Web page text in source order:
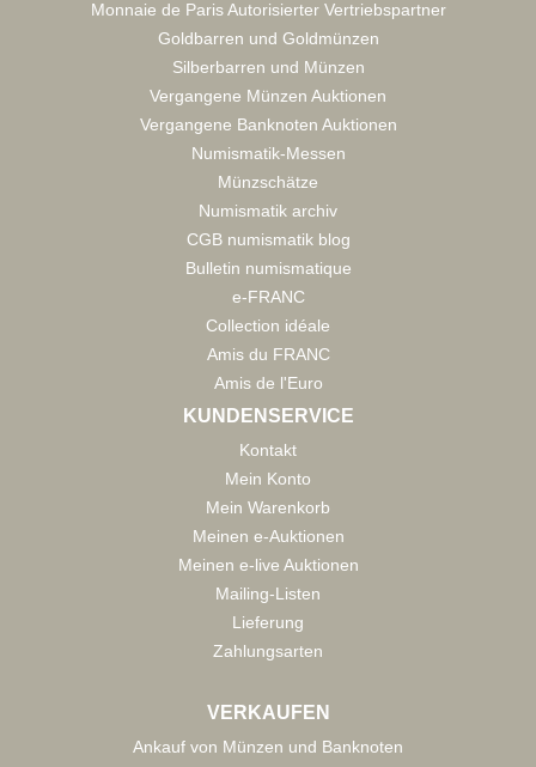
Monnaie de Paris Autorisierter Vertriebspartner
Goldbarren und Goldmünzen
Silberbarren und Münzen
Vergangene Münzen Auktionen
Vergangene Banknoten Auktionen
Numismatik-Messen
Münzschätze
Numismatik archiv
CGB numismatik blog
Bulletin numismatique
e-FRANC
Collection idéale
Amis du FRANC
Amis de l'Euro
KUNDENSERVICE
Kontakt
Mein Konto
Mein Warenkorb
Meinen e-Auktionen
Meinen e-live Auktionen
Mailing-Listen
Lieferung
Zahlungsarten
VERKAUFEN
Ankauf von Münzen und Banknoten